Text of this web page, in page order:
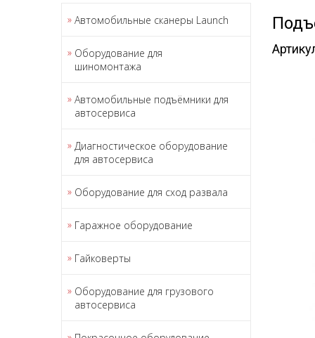
Автомобильные сканеры Launch
Оборудование для
шиномонтажа
Автомобильные подъёмники для
автосервиса
Диагностическое оборудование
для автосервиса
Оборудование для сход развала
Гаражное оборудование
Гайковерты
Оборудование для грузового
автосервиса